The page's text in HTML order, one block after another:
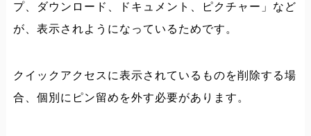
プ、ダウンロード、ドキュメント、ピクチャー」など
が、表示されようになっているためです。
クイックアクセスに表示されているものを削除する場
合、個別にピン留めを外す必要があります。